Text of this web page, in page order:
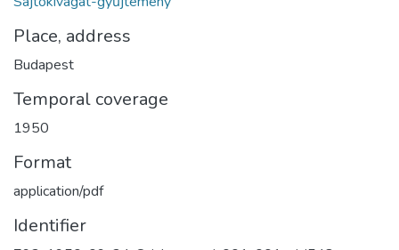
Place, address
Budapest
Temporal coverage
1950
Format
application/pdf
Identifier